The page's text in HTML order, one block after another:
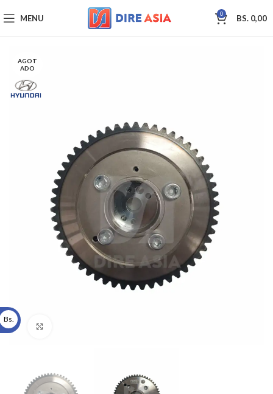
MENU 0 BS. 0,00
AGOT
ADO
Bs.